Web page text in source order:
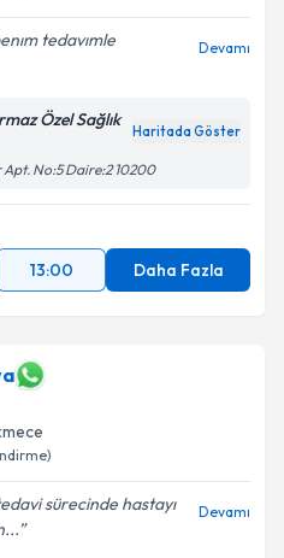
tedavımle
Devamı
Özel Sağlık
Haritada Göster
Apt. No:5 Daire:2 10200
13:00 Daha Fazla
sürecinde hastayı
Devamı